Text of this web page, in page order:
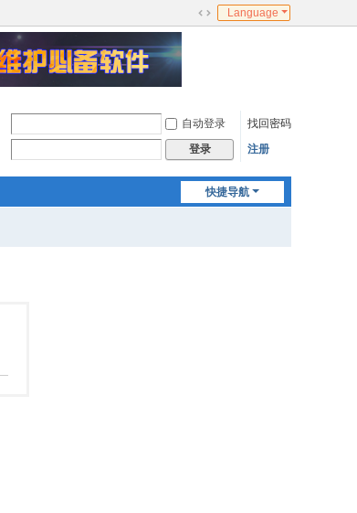
切
Language
自动登录
找回密码
登录 注册
快捷导航